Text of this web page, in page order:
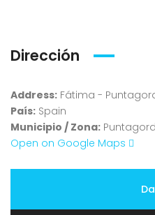
Dirección
Address: Fátima -
País: Spain
Municipio / Zona:
Open on Google Maps